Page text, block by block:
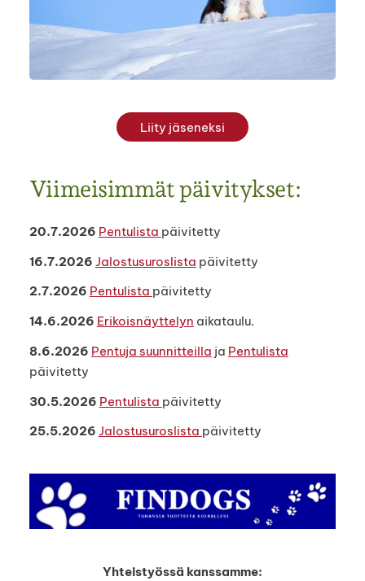
Liity jäseneksi
Viimeisimmät päivitykset:
20.7.2026 Pentulista päivitetty
16.7.2026 Jalostusuroslista päivitetty
2.7.2026 Pentulista päivitetty
14.6.2026 Erikoisnäyttelyn aikataulu.
8.6.2026 Pentuja suunnitteilla ja Pentulista
päivitetty
30.5.2026 Pentulista päivitetty
25.5.2026 Jalostusuroslista päivitetty
Yhteistyössä kanssamme: